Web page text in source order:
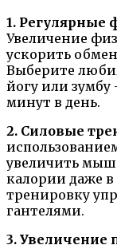
1. Регулярные
Увеличение
ускорить
Выберите
йогу или зумбу
минут в день.
2. Силовые
увеличить
калории даже в
тренировку
гантелями.
3. Увеличение